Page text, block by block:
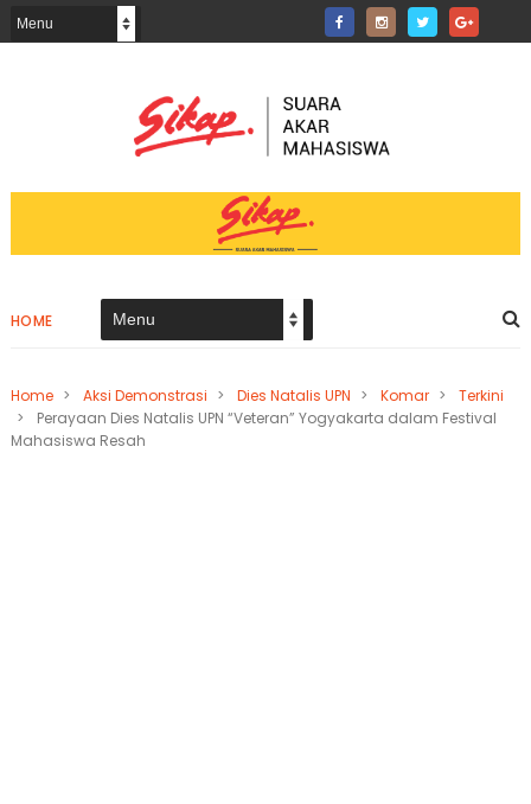
HOME
Home > Aksi Demonstrasi > Dies Natalis UPN > Komar >
Terkini
>
Perayaan Dies Natalis UPN “Veteran” Yogyakarta dalam Festival
Mahasiswa Resah